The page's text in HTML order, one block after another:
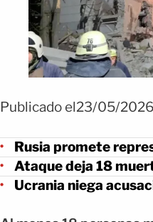
Publicado el23/05/2026
Rusia promete
Ataque deja 18
Ucrania niega